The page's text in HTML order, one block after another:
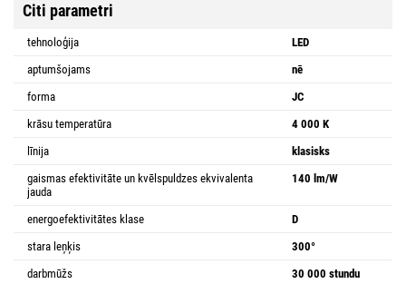
Citi parametri
tehnoloģija
LED
aptumšojams
nē
forma
JC
krāsu temperatūra
4 000 K
līnija
klasisks
gaismas efektivitāte un kvēlspuldzes ekvivalenta
jauda
140 lm/W
energoefektivitātes klase
D
stara leņķis
300°
darbmūžs
30 000 stundu